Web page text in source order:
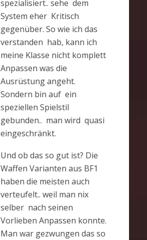
spezialisiert.. sehe dem
System eher Kritisch
gegenüber. So wie ich das
verstanden hab, kann ich
meine Klasse nicht komplett
Anpassen was die
Ausrüstung angeht.
Sondern bin auf ein
speziellen Spielstil
gebunden.. man wird quasi
eingeschränkt.
Und ob das so gut ist? Die
Waffen Varianten aus BF1
haben die meisten auch
verteufelt.. weil man nix
selber nach seinen
Vorlieben Anpassen konnte.
Man war gezwungen das so